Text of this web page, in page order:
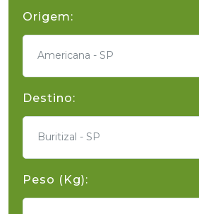
Origem:
Americana - SP
Destino:
Buritizal - SP
Peso (Kg):